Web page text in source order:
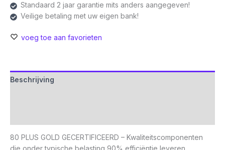
Standaard 2 jaar garantie mits anders aangegeven!
Veilige betaling met uw eigen bank!
voeg toe aan favorieten
Beschrijving
80 PLUS GOLD GECERTIFICEERD – Kwaliteitscomponenten